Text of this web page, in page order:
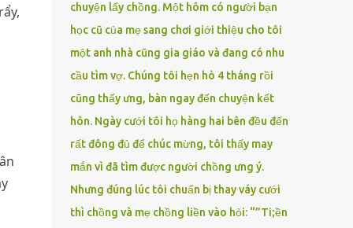
chuyện lấy chồng. Một hôm có người bạn
học cũ của mẹ sang chơi giới thiệu cho tôi
một anh nhà cũng gia giáo và đang có nhu
cầu tìm vợ. Chúng tôi hẹn hò 4 tháng rồi
cũng thấy ưng, bàn ngay đến chuyện kết
hôn. Ngày cưới tôi họ hàng hai bên đều đến
rất đông đủ để chúc mừng, tôi thấy may
mắn vì đã tìm được người chồng ưng ý.
Nhưng đúng lúc tôi chuẩn bị thay váy cưới
thì chồng và mẹ chồng liền vào hỏi: “”Ti;ền